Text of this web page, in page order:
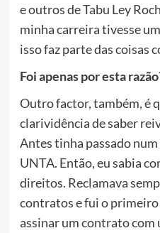
e outros de Tabu Ley
minha carreira tivesse
isso faz parte das coisas
Foi apenas por esta
Outro factor, também, é
clarividência de saber
Antes tinha passado
UNTA. Então, eu sabia
direitos. Reclamava
contratos e fui o
assinar um contrato com